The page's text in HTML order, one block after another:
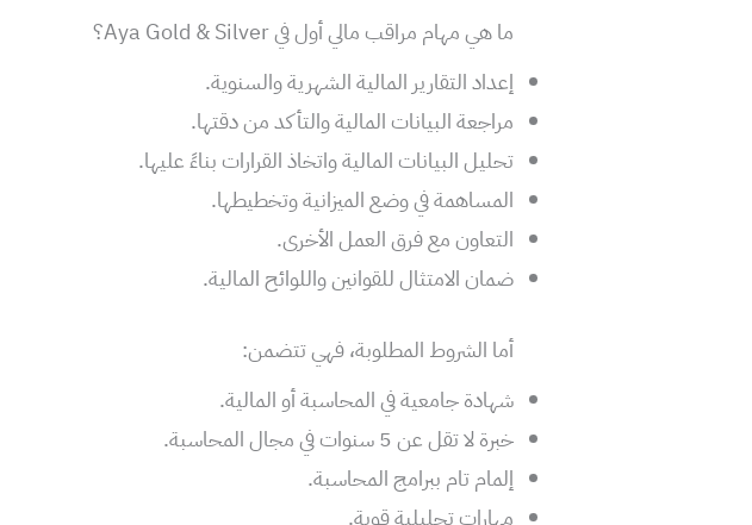
ما هي مهام مراقب مالي أول في Aya Gold & Silver؟
إعداد التقارير المالية الشهرية والسنوية.
مراجعة البيانات المالية والتأكد من دقتها.
تحليل البيانات المالية واتخاذ القرارات بناءً عليها.
المساهمة في وضع الميزانية وتخطيطها.
التعاون مع فرق العمل الأخرى.
ضمان الامتثال للقوانين واللوائح المالية.
أما الشروط المطلوبة، فهي تتضمن:
شهادة جامعية في المحاسبة أو المالية.
خبرة لا تقل عن 5 سنوات في مجال المحاسبة.
إلمام تام ببرامج المحاسبة.
مهارات تحليلية قوية.